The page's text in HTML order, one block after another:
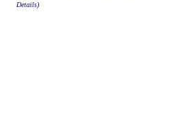
Details)